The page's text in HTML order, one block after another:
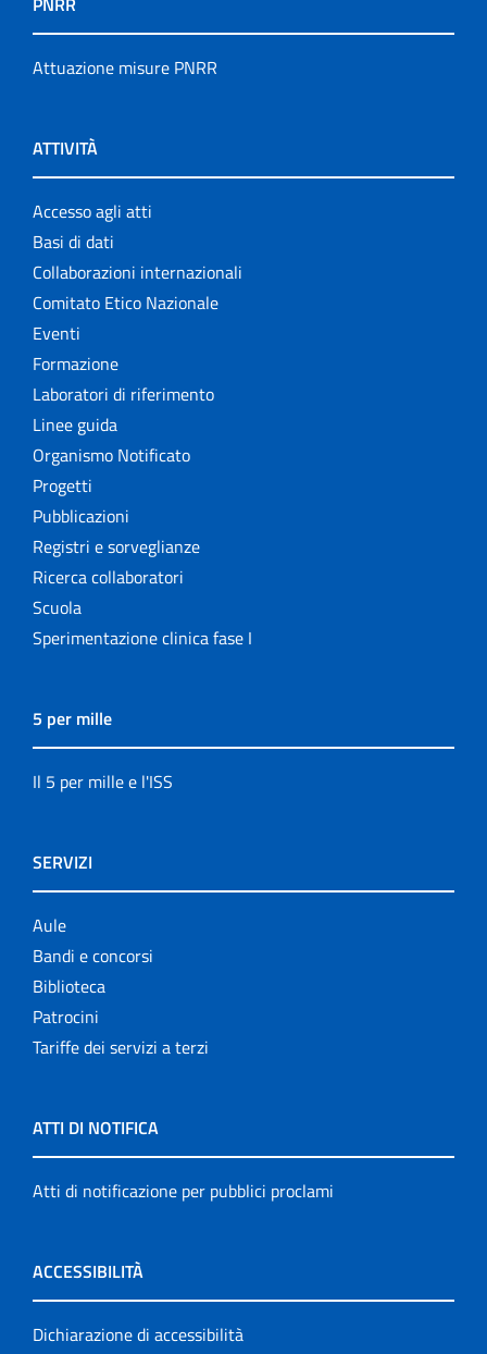
Attuazione misure PNRR
ATTIVITÀ
Accesso agli atti
Basi di dati
Collaborazioni internazionali
Comitato Etico Nazionale
Eventi
Formazione
Laboratori di riferimento
Linee guida
Organismo Notificato
Progetti
Pubblicazioni
Registri e sorveglianze
Ricerca collaboratori
Scuola
Sperimentazione clinica fase I
5 per mille
Il 5 per mille e l'ISS
SERVIZI
Aule
Bandi e concorsi
Biblioteca
Patrocini
Tariffe dei servizi a terzi
ATTI DI NOTIFICA
Atti di notificazione per pubblici proclami
ACCESSIBILITÀ
Dichiarazione di accessibilità